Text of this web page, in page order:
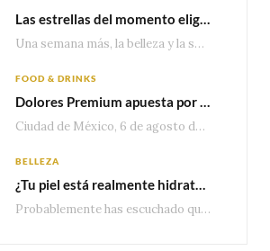
Una semana más, la belleza y la sofisticación de Valentino vuelven a tomar el escenario internacional. Desde…
FOOD & DRINKS
Ciudad de México, 6 de agosto de 2026.— Con una producción de 2.17 millones de…
BELLEZA
Probablemente has escuchado que el cuidado e hidratación corporal se suele asociar únicamente con una…